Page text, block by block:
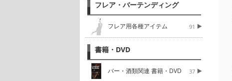
フレア・バーテンディング
フレア用各種アイテム 91
書籍・DVD
バー・酒類関連 書籍・DVD 37